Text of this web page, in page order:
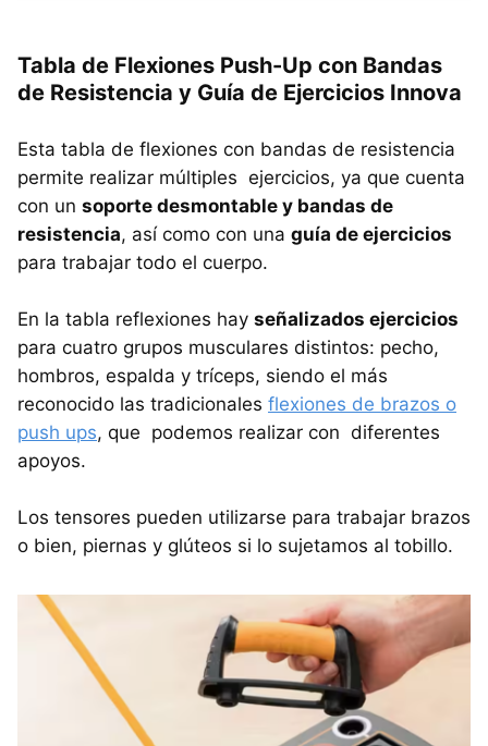
Tabla de Flexiones Push-Up con Bandas
de Resistencia y Guía de Ejercicios Innova
Esta tabla de flexiones con bandas de resistencia
permite realizar múltiples ejercicios, ya que cuenta
con un soporte desmontable y bandas de
resistencia, así como con una guía de ejercicios
para trabajar todo el cuerpo.
En la tabla reflexiones hay señalizados ejercicios
para cuatro grupos musculares distintos: pecho,
hombros, espalda y tríceps, siendo el más
reconocido las tradicionales flexiones de brazos o
push ups, que podemos realizar con diferentes
apoyos.
Los tensores pueden utilizarse para trabajar brazos
o bien, piernas y glúteos si lo sujetamos al tobillo.